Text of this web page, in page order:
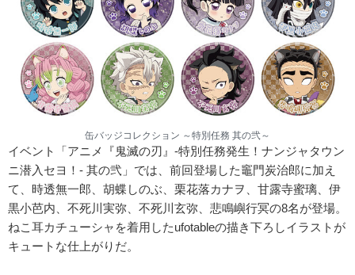
缶バッジコレクション ～特別任務 其の弐～
イベント「アニメ『鬼滅の刃』-特別任務発生！ナンジャタウン
ニ潜入セヨ！- 其の弐」では、前回登場した竈門炭治郎に加え
て、時透無一郎、胡蝶しのぶ、栗花落カナヲ、甘露寺蜜璃、伊
黒小芭内、不死川実弥、不死川玄弥、悲鳴嶼行冥の8名が登場。
ねこ耳カチューシャを着用したufotableの描き下ろしイラストが
キュートな仕上がりだ。